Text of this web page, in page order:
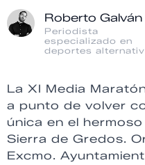
Roberto Galván
Periodista
especializado en
deportes
La XI Media
a punto de volver
única en el
Sierra de Gredos.
Excmo.